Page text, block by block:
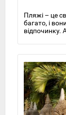
Пляжі – це
багато, і
відпочинку.
найкращі